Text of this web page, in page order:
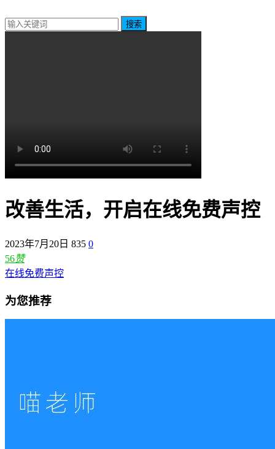
搜索
改善生活，开启在线免费声控
2023年7月20日 835 0
56赞
在线免费声控
为您推荐